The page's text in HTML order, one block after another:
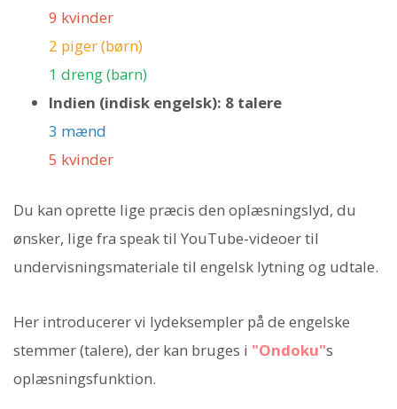
9 kvinder
2 piger (børn)
1 dreng (barn)
Indien (indisk engelsk): 8 talere
3 mænd
5 kvinder
Du kan oprette lige præcis den oplæsningslyd, du
ønsker, lige fra speak til YouTube-videoer til
undervisningsmateriale til engelsk lytning og udtale.
Her introducerer vi lydeksempler på de engelske
stemmer (talere), der kan bruges i "Ondoku"s
oplæsningsfunktion.